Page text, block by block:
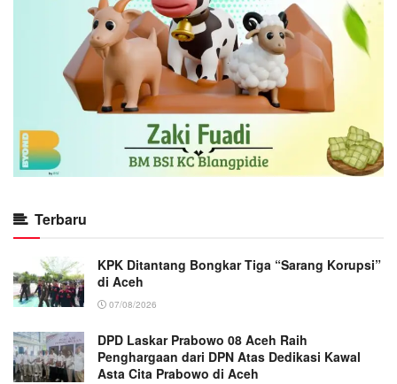
Terbaru
KPK Ditantang Bongkar Tiga “Sarang Korupsi”
di Aceh
07/08/2026
DPD Laskar Prabowo 08 Aceh Raih
Penghargaan dari DPN Atas Dedikasi Kawal
Asta Cita Prabowo di Aceh